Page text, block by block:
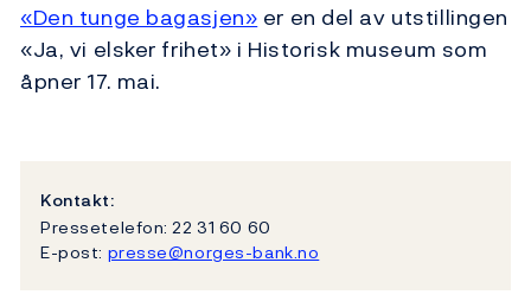
«Den tunge bagasjen» er en del av utstillingen
«Ja, vi elsker frihet» i Historisk museum som
åpner 17. mai.
Kontakt:
Pressetelefon: 22 31 60 60
E-post: presse@norges-bank.no